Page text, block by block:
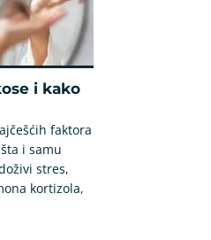
i kako
faktora
i samu
stres,
kortizola,